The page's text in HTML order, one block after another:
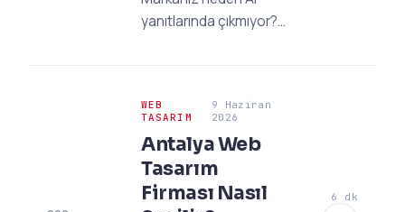
yanıtlarında çıkmıyor?
ve Gemini gibi
platformlarda nasıl öne
çıkacağınızı öğrenin.
WEB
TASARIM
9 Haziran
2026
Antalya Web
Tasarım
Firması Nasıl
6 dk